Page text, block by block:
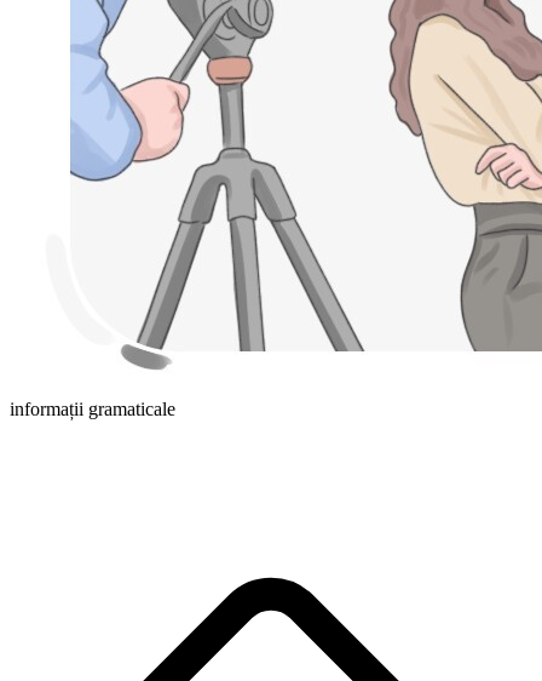
informații gramaticale